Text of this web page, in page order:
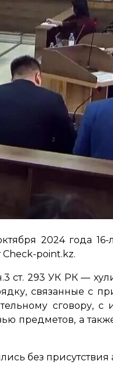
2024 года 16-
point.kz.
293 УК РК ―
связанные с
сговору, с
предметов, а
без присутствия